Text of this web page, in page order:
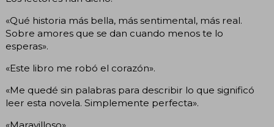
«Qué historia más bella, más sentimental, más real.
Sobre amores que se dan cuando menos te lo
esperas».
«Este libro me robó el corazón».
«Me quedé sin palabras para describir lo que significó
leer esta novela. Simplemente perfecta».